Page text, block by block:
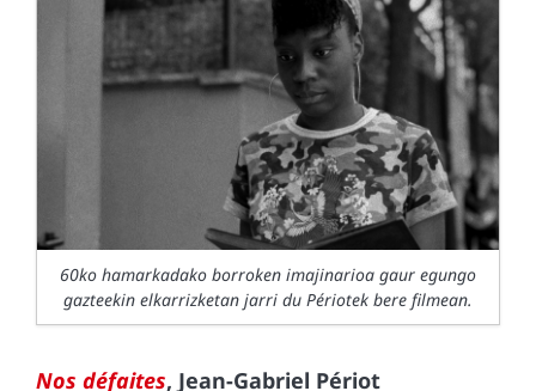
60ko hamarkadako borroken imajinarioa gaur egungo
gazteekin elkarrizketan jarri du Périotek bere filmean.
Nos défaites, Jean-Gabriel Périot